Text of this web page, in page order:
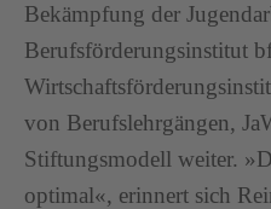
Bekämpfung der
Berufsförderungsinstitut
von Berufslehrgängen,
Stiftungsmodell weiter.
optimal«, erinnert sich